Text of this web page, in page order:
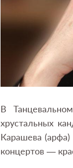
В
хрустальных
Карашева
концертов —